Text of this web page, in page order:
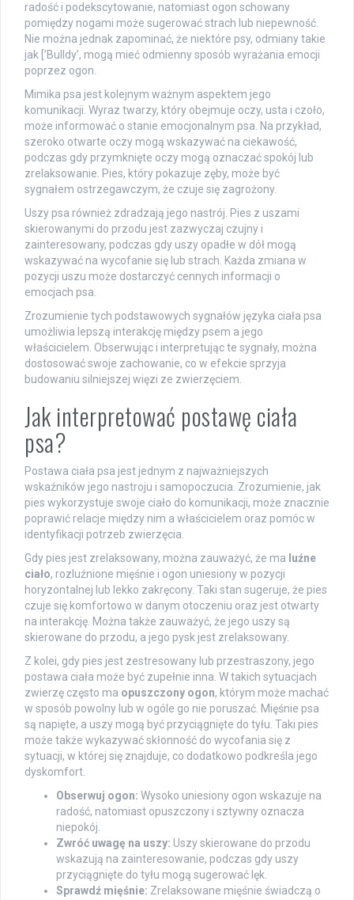
radość i podekscytowanie, natomiast ogon schowany
pomiędzy nogami może sugerować strach lub niepewność.
Nie można jednak zapominać, że niektóre psy, odmiany takie
jak [’Bulldy’, mogą mieć odmienny sposób wyrażania emocji
poprzez ogon.
Mimika psa jest kolejnym ważnym aspektem jego
komunikacji. Wyraz twarzy, który obejmuje oczy, usta i czoło,
może informować o stanie emocjonalnym psa. Na przykład,
szeroko otwarte oczy mogą wskazywać na ciekawość,
podczas gdy przymknięte oczy mogą oznaczać spokój lub
zrelaksowanie. Pies, który pokazuje zęby, może być
sygnałem ostrzegawczym, że czuje się zagrożony.
Uszy psa również zdradzają jego nastrój. Pies z uszami
skierowanymi do przodu jest zazwyczaj czujny i
zainteresowany, podczas gdy uszy opadłe w dół mogą
wskazywać na wycofanie się lub strach. Każda zmiana w
pozycji uszu może dostarczyć cennych informacji o
emocjach psa.
Zrozumienie tych podstawowych sygnałów języka ciała psa
umożliwia lepszą interakcję między psem a jego
właścicielem. Obserwując i interpretując te sygnały, można
dostosować swoje zachowanie, co w efekcie sprzyja
budowaniu silniejszej więzi ze zwierzęciem.
Jak interpretować postawę ciała
psa?
Postawa ciała psa jest jednym z najważniejszych
wskaźników jego nastroju i samopoczucia. Zrozumienie, jak
pies wykorzystuje swoje ciało do komunikacji, może znacznie
poprawić relacje między nim a właścicielem oraz pomóc w
identyfikacji potrzeb zwierzęcia.
Gdy pies jest zrelaksowany, można zauważyć, że ma luźne
ciało, rozluźnione mięśnie i ogon uniesiony w pozycji
horyzontalnej lub lekko zakręcony. Taki stan sugeruje, że pies
czuje się komfortowo w danym otoczeniu oraz jest otwarty
na interakcję. Można także zauważyć, że jego uszy są
skierowane do przodu, a jego pysk jest zrelaksowany.
Z kolei, gdy pies jest zestresowany lub przestraszony, jego
postawa ciała może być zupełnie inna. W takich sytuacjach
zwierzę często ma opuszczony ogon, którym może machać
w sposób powolny lub w ogóle go nie poruszać. Mięśnie psa
są napięte, a uszy mogą być przyciągnięte do tyłu. Taki pies
może także wykazywać skłonność do wycofania się z
sytuacji, w której się znajduje, co dodatkowo podkreśla jego
dyskomfort.
Obserwuj ogon: Wysoko uniesiony ogon wskazuje na
radość, natomiast opuszczony i sztywny oznacza
niepokój.
Zwróć uwagę na uszy: Uszy skierowane do przodu
wskazują na zainteresowanie, podczas gdy uszy
przyciągnięte do tyłu mogą sugerować lęk.
Sprawdź mięśnie: Zrelaksowane mięśnie świadczą o